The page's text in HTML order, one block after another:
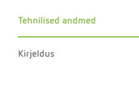
Tehnilised andmed
Kirjeldus